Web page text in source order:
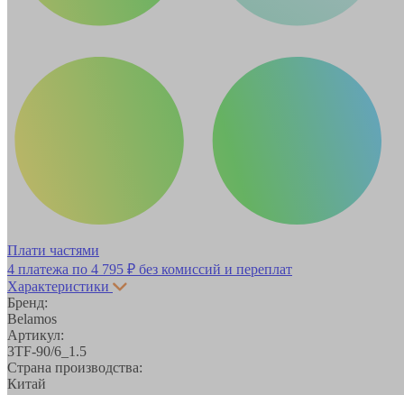
Плати частями
4 платежа по 4 795 ₽ без комиссий и переплат
Характеристики
Бренд:
Belamos
Артикул:
3TF-90/6_1.5
Страна производства:
Китай